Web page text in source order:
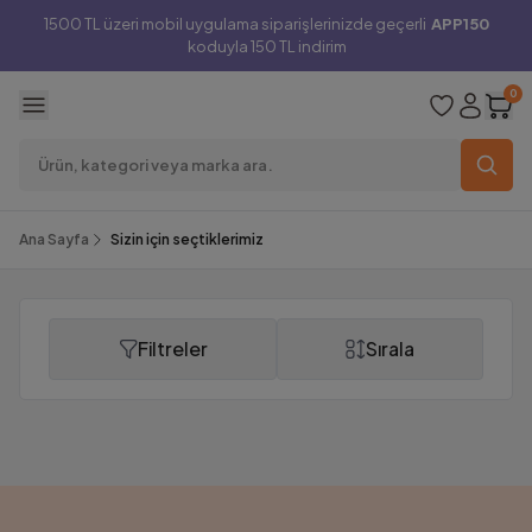
1500 TL üzeri mobil uygulama siparişlerinizde geçerli APP150
koduyla 150 TL indirim
0
Ana Sayfa Sizin için seçtiklerimiz
Filtreler
Sizin için seçtiklerimiz Sırala